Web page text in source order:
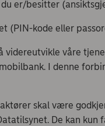
er/besitter
(PIN-kode eller
våre
I denne
skal være
De kan